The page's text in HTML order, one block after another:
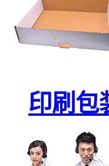
印刷包